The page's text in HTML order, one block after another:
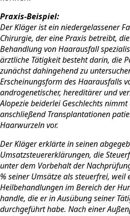
Praxis-Beispiel:
Der Kläger ist ein niedergelassener
Chirurgie, der eine Praxis betreibt,
Behandlung von Haarausfall
ärztliche Tätigkeit besteht darin, die
zunächst dahingehend zu
Erscheinungsform des Haarausfalls
androgenetischer, hereditärer und
Alopezie beiderlei Geschlechts nimmt
anschließend Transplantationen
Haarwurzeln vor.
Der Kläger erklärte in seinen
Umsatzsteuererklärungen, die
unter dem Vorbehalt der
% seiner Umsätze als steuerfrei, weil
Heilbehandlungen im Bereich der
handle, die er in Ausübung seiner
durchgeführt habe. Nach einer